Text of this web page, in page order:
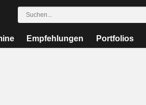
Empfehlungen Portfolios